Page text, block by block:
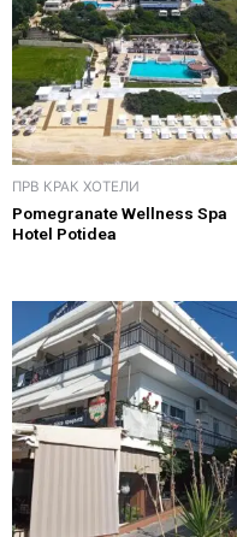
ПРВ КРАК ХОТЕЛИ
Pomegranate Wellness Spa
Hotel Potidea